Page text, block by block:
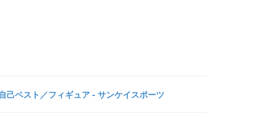
己ベスト／フィギュア - サンケイスポーツ